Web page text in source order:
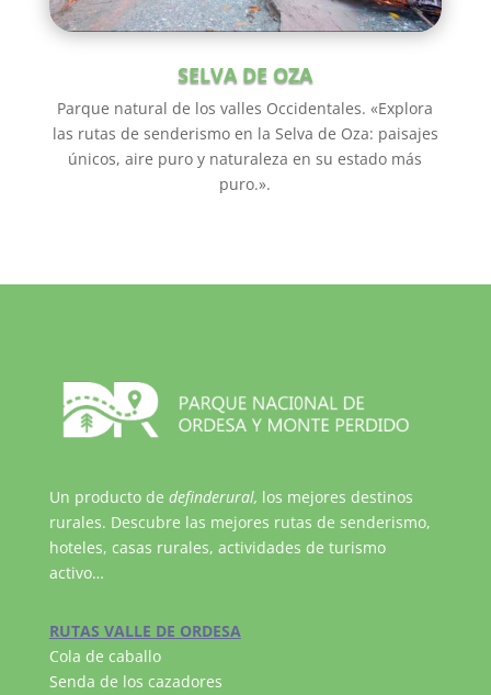
SELVA DE OZA
Parque natural de los valles Occidentales. «Explora
las rutas de senderismo en la Selva de Oza: paisajes
únicos, aire puro y naturaleza en su estado más
puro.».
Un producto de definderural, los mejores destinos
rurales. Descubre las mejores rutas de senderismo,
hoteles, casas rurales, actividades de turismo
activo…
RUTAS VALLE DE ORDESA
Cola de caballo
Senda de los cazadores